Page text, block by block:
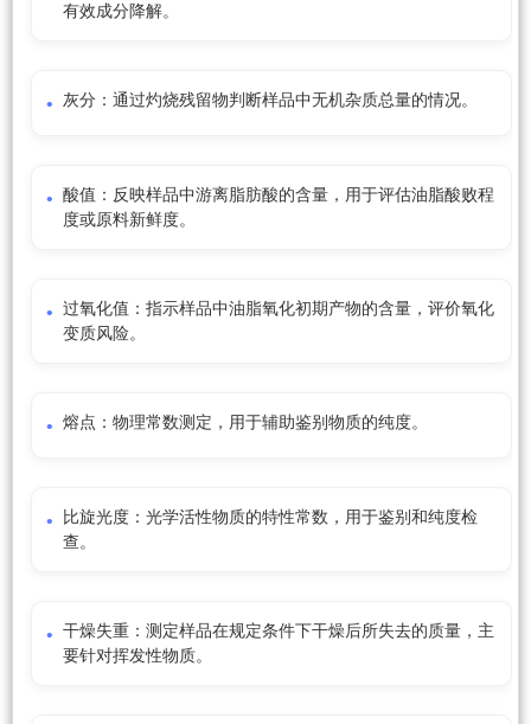
有效成分降解。
灰分：通过灼烧残留物判断样品中无机杂质总量的情况。
酸值：反映样品中游离脂肪酸的含量，用于评估油脂酸败程
度或原料新鲜度。
过氧化值：指示样品中油脂氧化初期产物的含量，评价氧化
变质风险。
熔点：物理常数测定，用于辅助鉴别物质的纯度。
比旋光度：光学活性物质的特性常数，用于鉴别和纯度检
查。
干燥失重：测定样品在规定条件下干燥后所失去的质量，主
要针对挥发性物质。